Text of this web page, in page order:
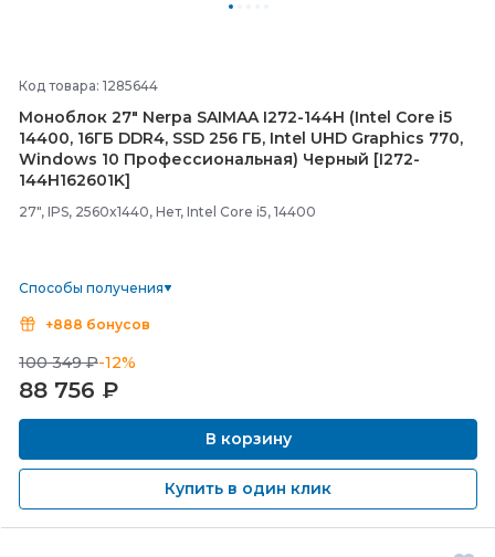
Код товара: 1285644
Моноблок 27" Nerpa SAIMAA I272-144H (Intel Core i5
14400, 16ГБ DDR4, SSD 256 ГБ, Intel UHD Graphics 770,
Windows 10 Профессиональная) Черный [I272-
144H162601K]
27", IPS, 2560x1440, Нет, Intel Core i5, 14400
Способы получения
+888 бонусов
100 349 ₽-12%
88 756 ₽
В корзину
Купить в один клик